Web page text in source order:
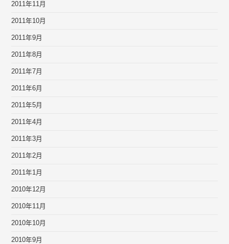
2011年11月
2011年10月
2011年9月
2011年8月
2011年7月
2011年6月
2011年5月
2011年4月
2011年3月
2011年2月
2011年1月
2010年12月
2010年11月
2010年10月
2010年9月